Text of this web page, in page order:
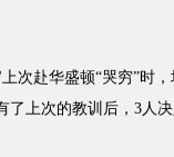
赴华盛顿“哭穷”时，
上次的教训后，3人决